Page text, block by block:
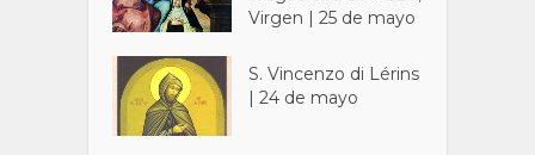
Virgen | 25 de mayo
S. Vincenzo di Lérins
| 24 de mayo